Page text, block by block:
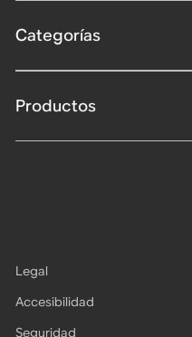
Categorías
Productos
Legal
Accesibilidad
Seguridad